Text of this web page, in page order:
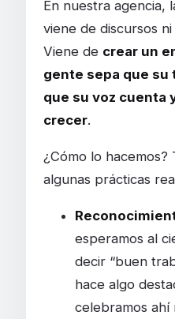
En nuestra agencia,
viene de discursos
Viene de crear un
gente sepa que su
que su voz cuenta
crecer.
¿Cómo lo hacemos?
algunas prácticas
esperamos al
decir “buen
hace algo
celebramos ahí